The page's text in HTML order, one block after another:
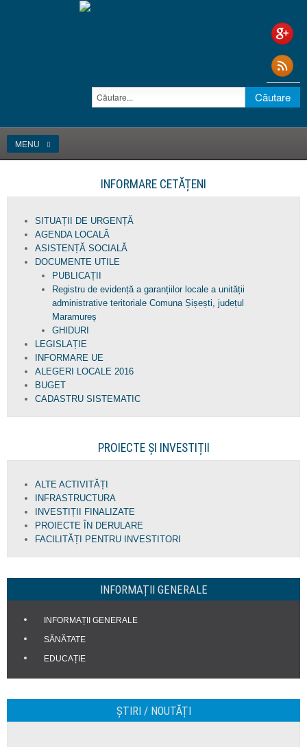
MENU
INFORMARE CETĂȚENI
SITUAȚII DE URGENȚĂ
AGENDA LOCALĂ
ASISTENȚĂ SOCIALĂ
DOCUMENTE UTILE
PUBLICAȚII
Registru de evidență a garanțiilor locale a unității
administrative teritoriale Comuna Șișești, județul
Maramureș
GHIDURI
LEGISLAȚIE
INFORMARE UE
ALEGERI LOCALE 2016
BUGET
CADASTRU SISTEMATIC
PROIECTE ȘI INVESTIȚII
ALTE ACTIVITĂȚI
INFRASTRUCTURA
INVESTIȚII FINALIZATE
PROIECTE ÎN DERULARE
FACILITĂȚI PENTRU INVESTITORI
INFORMAȚII GENERALE
INFORMAȚII GENERALE
SĂNĂTATE
EDUCAȚIE
ȘTIRI / NOUTĂȚI